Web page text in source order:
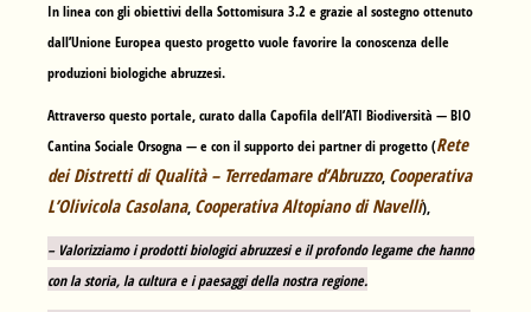
In linea con gli obiettivi della Sottomisura 3.2 e grazie al sostegno ottenuto
dall’Unione Europea questo progetto vuole favorire la conoscenza delle
produzioni biologiche abruzzesi.
Attraverso questo portale, curato dalla Capofila dell’ATI Biodiversità —BIO
Cantina Sociale Orsogna — e con il supporto dei partner di progetto (Rete
dei Distretti di Qualità – Terredamare d’Abruzzo, Cooperativa
L’Olivicola Casolana, Cooperativa Altopiano di Navelli),
– Valorizziamo i prodotti biologici abruzzesi e il profondo legame che hanno
con la storia, la cultura e i paesaggi della nostra regione.